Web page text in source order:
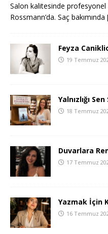
Salon kalitesinde profesyonel
Rossmann’da. Saç bakımında
Feyza
19 Temmuz
Yalnızlığı
18 Temmuz
Duvarlara
17 Temmuz
Yazmak İçin
16 Temmuz